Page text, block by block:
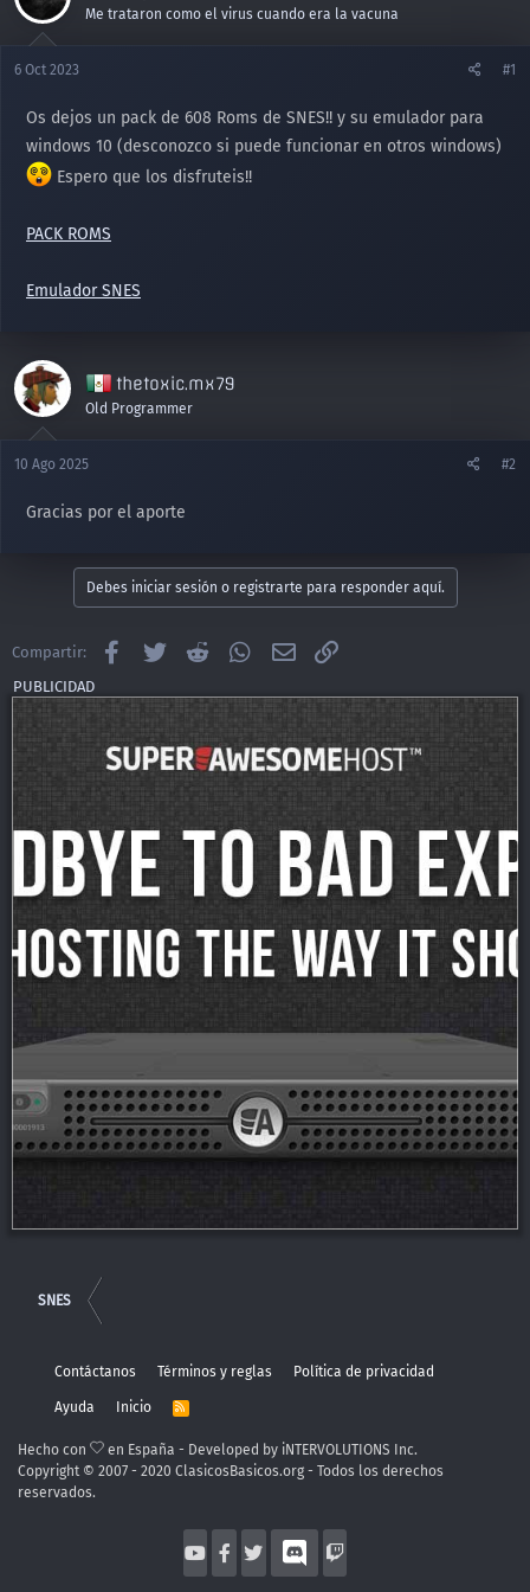
Me trataron como el virus cuando era la vacuna
6 Oct 2023 #1
Os dejos un pack de 608 Roms de SNES!! y su emulador para
windows 10 (desconozco si puede funcionar en otros windows)
Espero que los disfruteis!!
PACK ROMS
Emulador SNES
thetoxic.mx79
Old Programmer
10 Ago 2025 #2
Gracias por el aporte
Debes iniciar sesión o registrarte para responder aquí.
Compartir: FacebookTwitter Reddit WhatsApp
Email
SNES
Contáctanos Términos y reglas Política de privacidad
Ayuda Inicio
R
S
Hecho con
en España - Developed by iNTERVOLUTIONS Inc.
Copyright © 2007 - 2020 ClasicosBasicos.org - Todos los derechos
reservados.